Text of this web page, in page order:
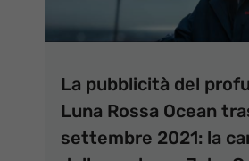
La pubblicità del
Luna Rossa Ocean
settembre 2021: la